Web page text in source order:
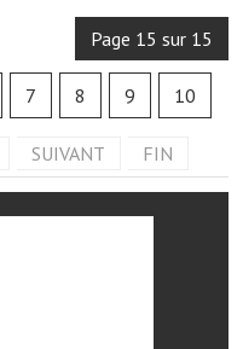
Page 15 sur 15
7 8 9 10
SUIVANT FIN